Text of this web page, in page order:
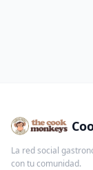
La red social
con tu comunidad.